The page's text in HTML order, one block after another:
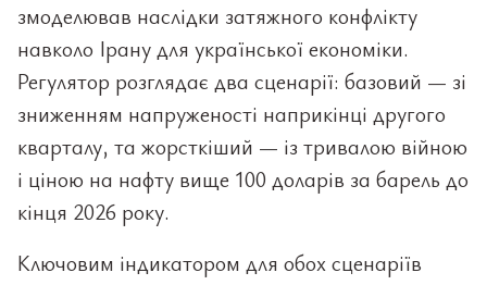
змоделював наслідки затяжного конфлікту
навколо Ірану для української економіки.
Регулятор розглядає два сценарії: базовий — зі
зниженням напруженості наприкінці другого
кварталу, та жорсткіший — із тривалою війною
і ціною на нафту вище 100 доларів за барель до
кінця 2026 року.
Ключовим індикатором для обох сценаріїв